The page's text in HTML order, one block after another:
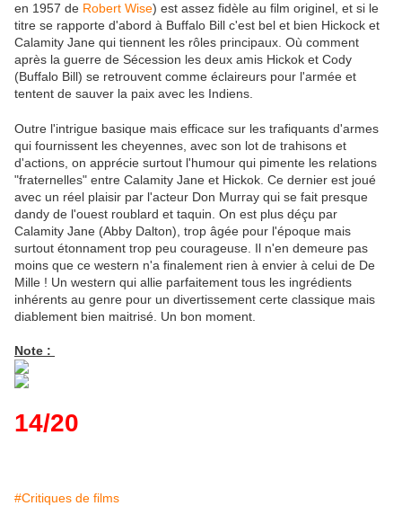
en 1957 de Robert Wise) est assez fidèle au film originel, et si le
titre se rapporte d'abord à Buffalo Bill c'est bel et bien Hickock et
Calamity Jane qui tiennent les rôles principaux. Où comment
après la guerre de Sécession les deux amis Hickok et Cody
(Buffalo Bill) se retrouvent comme éclaireurs pour l'armée et
tentent de sauver la paix avec les Indiens.
Outre l'intrigue basique mais efficace sur les trafiquants d'armes
qui fournissent les cheyennes, avec son lot de trahisons et
d'actions, on apprécie surtout l'humour qui pimente les relations
"fraternelles" entre Calamity Jane et Hickok. Ce dernier est joué
avec un réel plaisir par l'acteur Don Murray qui se fait presque
dandy de l'ouest roublard et taquin. On est plus déçu par
Calamity Jane (Abby Dalton), trop âgée pour l'époque mais
surtout étonnament trop peu courageuse. Il n'en demeure pas
moins que ce western n'a finalement rien à envier à celui de De
Mille ! Un western qui allie parfaitement tous les ingrédients
inhérents au genre pour un divertissement certe classique mais
diablement bien maitrisé. Un bon moment.
Note :
14/20
#Critiques de films